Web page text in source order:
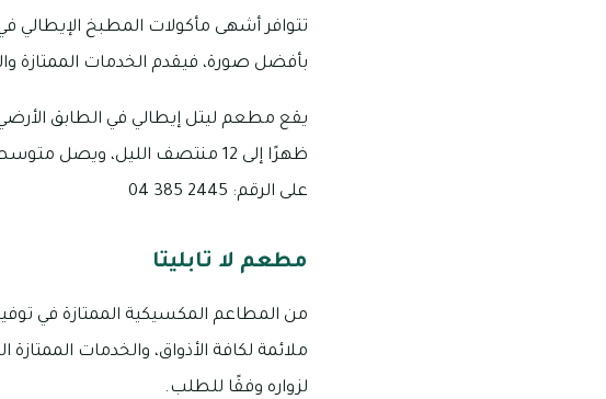
تتوافر أشهى مأكولات المطبخ الإيطالي
بأفضل صورة، فيقدم الخدمات الممتازة
على الرقم: 2445 385 04
مطعم لا تابليتا
من المطاعم المكسيكية الممتازة في
ملائمة لكافة الأذواق، والخدمات
لزواره وفقًا للطلب.